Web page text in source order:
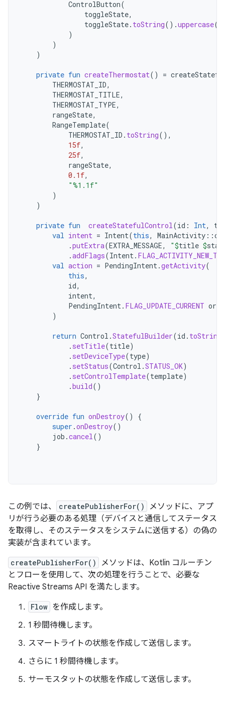
ControlButton(
toggleState,
toggleState. toString().uppercase(
)
)
)
private fun createThermostat() =
THERMOSTAT_ID,
THERMOSTAT_TITLE,
THERMOSTAT_TYPE,
rangeState,
RangeTemplate(
THERMOSTAT_ID . toString(),
15f,
25f,
rangeState,
0.1f,
"%1.1f"
)
)
private fun createStatefulControl(id : Int,
val intent = Intent(this, MainActivity ::
.putExtra(EXTRA_MESSAGE, "$title $
.addFlags(Intent.
val action = PendingIntent.getActivity(
this,
id,
intent,
PendingIntent. FLAG_UPDATE_CURRENT or
)
return Control .StatefulBuilder(id . toString
. setTitle(title)
. setDeviceType(type)
. setStatus(Control .STATUS_OK)
. setControlTemplate(template)
.build()
}
override fun onDestroy()
{
super .onDestroy()
job .cancel()
}
この例では、 createPublisherFor()
メソッドに、アプ
リが行う必要のある処理（デバイスと通信してステータス
を取得し、そのステータスをシステムに送信する）の偽の
実装が含まれています。
createPublisherFor()
メソッドは、Kotlin コルーチン
とフローを使用して、次の処理を行うことで、必要な
Reactive Streams API を満たします。
Flow を作成します。
1 秒間待機します。
スマートライトの状態を作成して送信します。
さらに 1 秒間待機します。
サーモスタットの状態を作成して送信します。